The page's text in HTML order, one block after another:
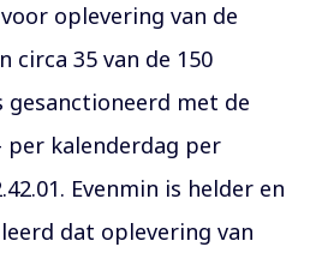
oplevering van de
circa 35 van de 150
met de
per kalenderdag per
Evenmin is helder en
dat oplevering van